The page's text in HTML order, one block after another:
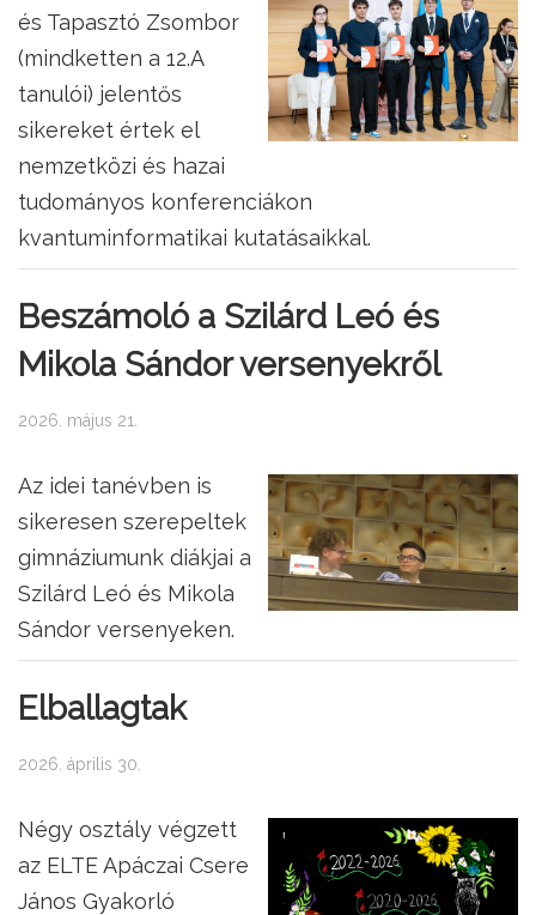
és Tapasztó Zsombor
(mindketten a 12.A
tanulói) jelentős
sikereket értek el
nemzetközi és hazai
tudományos konferenciákon
kvantuminformatikai kutatásaikkal.
Beszámoló a Szilárd Leó és
Mikola Sándor versenyekről
2026. május 21.
Az idei tanévben is
sikeresen szerepeltek
gimnáziumunk diákjai a
Szilárd Leó és Mikola
Sándor versenyeken.
Elballagtak
2026. április 30.
Négy osztály végzett
az ELTE Apáczai Csere
János Gyakorló